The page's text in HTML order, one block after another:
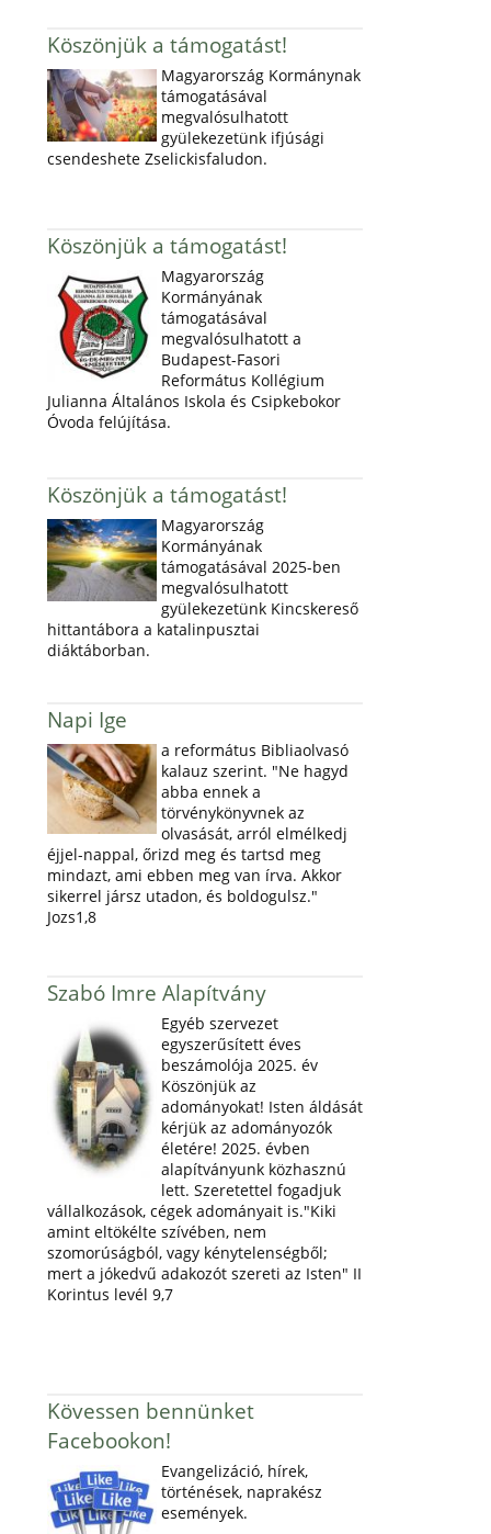
Köszönjük a támogatást!
Magyarország Kormánynak
támogatásával
megvalósulhatott
gyülekezetünk ifjúsági
csendeshete Zselickisfaludon.
Köszönjük a támogatást!
Magyarország
Kormányának
támogatásával
megvalósulhatott a
Budapest-Fasori
Református Kollégium
Julianna Általános Iskola és Csipkebokor
Óvoda felújítása.
Köszönjük a támogatást!
Magyarország
Kormányának
támogatásával 2025-ben
megvalósulhatott
gyülekezetünk Kincskereső
hittantábora a katalinpusztai
diáktáborban.
Napi Ige
a református Bibliaolvasó
kalauz szerint. "Ne hagyd
abba ennek a
törvénykönyvnek az
olvasását, arról elmélkedj
éjjel-nappal, őrizd meg és tartsd meg
mindazt, ami ebben meg van írva. Akkor
sikerrel jársz utadon, és boldogulsz."
Jozs1,8
Szabó Imre Alapítvány
Egyéb szervezet
egyszerűsített éves
beszámolója 2025. év
Köszönjük az
adományokat! Isten áldását
kérjük az adományozók
életére! 2025. évben
alapítványunk közhasznú
lett. Szeretettel fogadjuk
vállalkozások, cégek adományait is."Kiki
amint eltökélte szívében, nem
szomorúságból, vagy kénytelenségből;
mert a jókedvű adakozót szereti az Isten" II
Korintus levél 9,7
Kövessen bennünket
Facebookon!
Evangelizáció, hírek,
történések, naprakész
események.